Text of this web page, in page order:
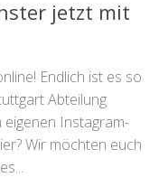
jetzt mit
Endlich ist es so
Abteilung
Instagram-
Wir möchten euch